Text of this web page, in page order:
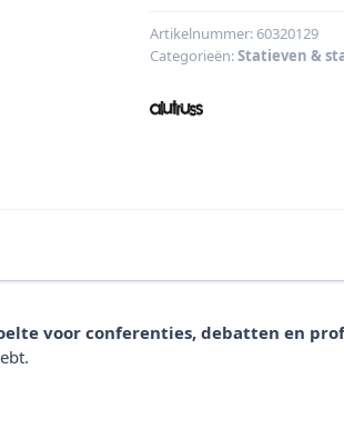
Artikelnummer:60320129
Categorieën:Statieven &
voor conferenties, debatten en